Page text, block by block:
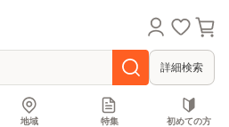
詳細検索
地域 特集 初めての方